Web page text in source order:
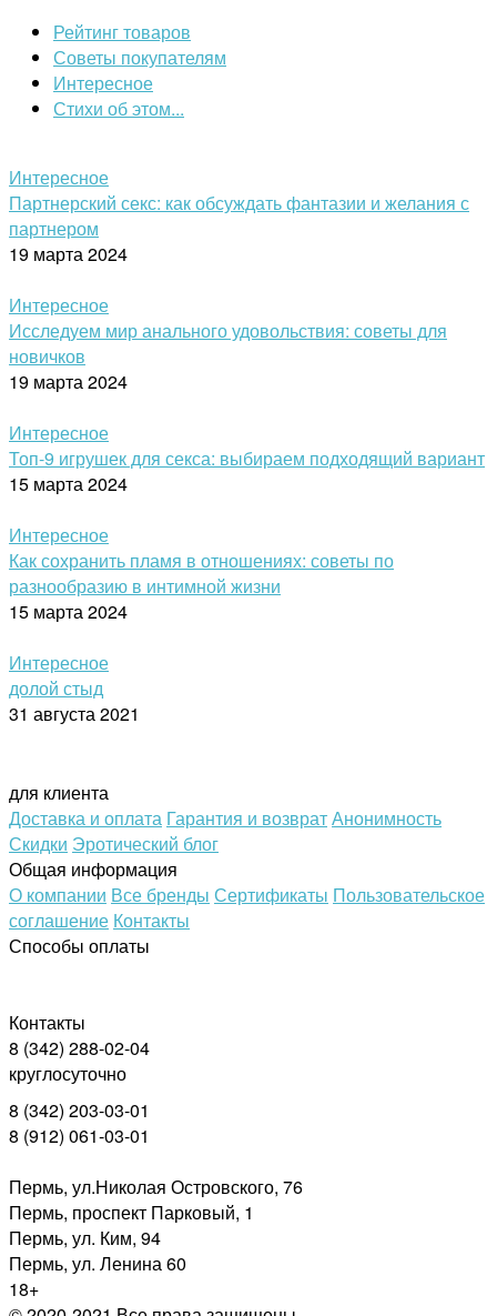
Рейтинг товаров
Советы покупателям
Интересное
Стихи об этом...
Интересное
Партнерский секс: как обсуждать фантазии и желания с
партнером
19 марта 2024
Интересное
Исследуем мир анального удовольствия: советы для
новичков
19 марта 2024
Интересное
Топ-9 игрушек для секса: выбираем подходящий вариант
15 марта 2024
Интересное
Как сохранить пламя в отношениях: советы по
разнообразию в интимной жизни
15 марта 2024
Интересное
долой стыд
31 августа 2021
для клиента
Доставка и оплата Гарантия и возвратАнонимность
Скидки Эротический блог
Общая информация
О компании Все бренды Сертификаты Пользовательское
соглашение Контакты
Способы оплаты
Контакты
8 (342) 288-02-04
круглосуточно
8 (342) 203-03-01
8 (912) 061-03-01
Пермь, ул.Николая Островского, 76
Пермь, проспект Парковый, 1
Пермь, ул. Ким, 94
Пермь, ул. Ленина 60
18+